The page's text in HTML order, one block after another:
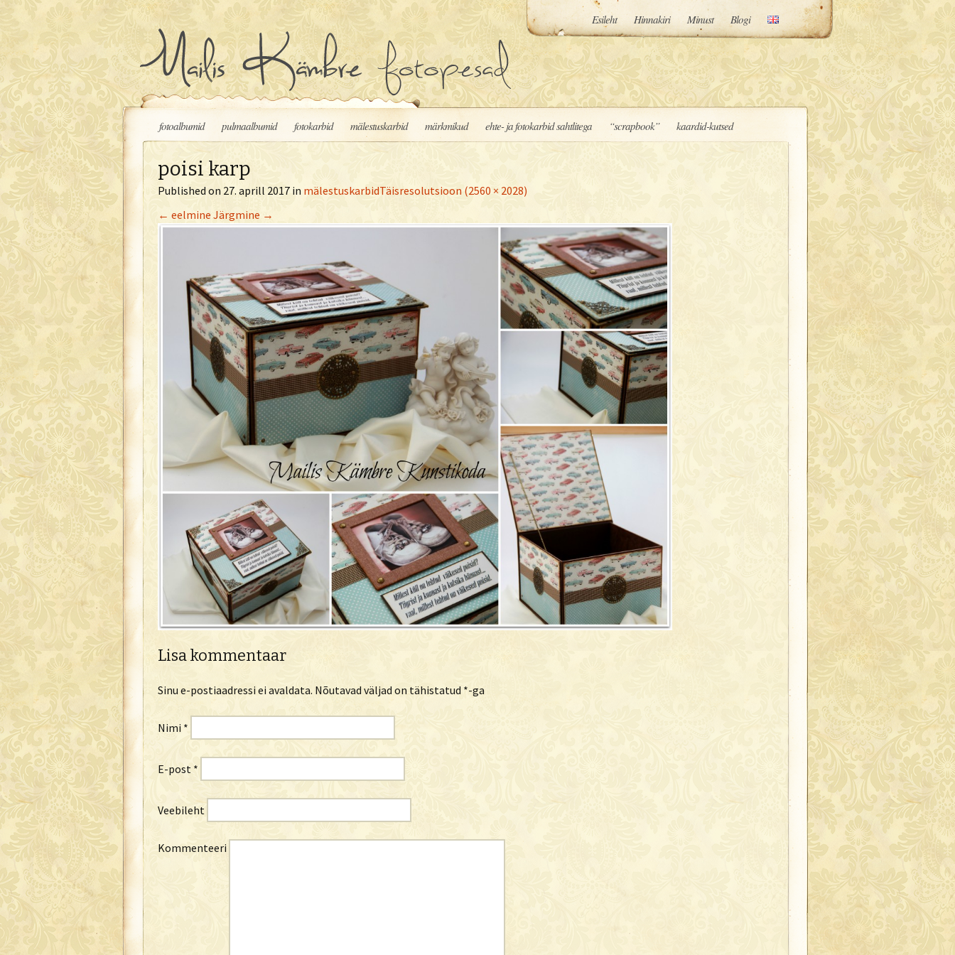
Esileht Hinnakiri Minust Blogi
Liigu sisu juurde
fotoalbumid pulmaalbumid fotokarbid mälestuskarbid märkmikud ehte- ja fotokarbid sahtlitega “scrapbook” kaardid-kutsed
poisi karp
Published on 27. aprill 2017 in mälestuskarbidTäisresolutsioon (2560 × 2028)
← eelmine Järgmine →
Lisa kommentaar
Sinu e-postiaadressi ei avaldata. Nõutavad väljad on tähistatud *-ga
Nimi *
E-post *
Veebileht
Kommenteeri